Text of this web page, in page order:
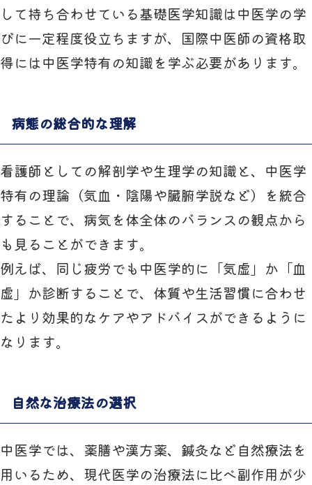
して持ち合わせている基礎医学知識は中医学の学
びに一定程度役立ちますが、国際中医師の資格取
得には中医学特有の知識を学ぶ必要があります。
病態の総合的な理解
看護師としての解剖学や生理学の知識と、中医学
特有の理論（気血・陰陽や臓腑学説など）を統合
することで、病気を体全体のバランスの観点から
も見ることができます。
例えば、同じ疲労でも中医学的に「気虚」か「血
虚」か診断することで、体質や生活習慣に合わせ
たより効果的なケアやアドバイスができるように
なります。
自然な治療法の選択
中医学では、薬膳や漢方薬、鍼灸など自然療法を
用いるため、現代医学の治療法に比べ副作用が少